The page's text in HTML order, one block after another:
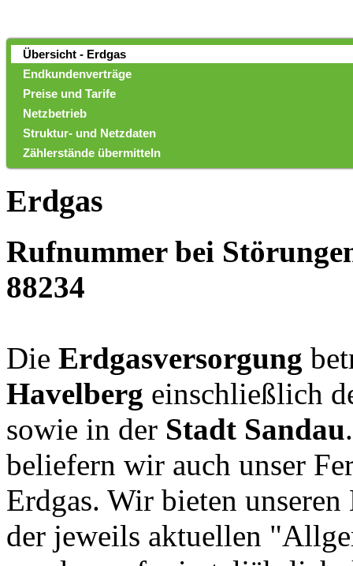
Übersicht - Erdgas
Endkundenverträge
Preise und Tarife
Netzbetrieb
Struktur- und Netzdaten
Zählerstände übermitteln
Erdgas
Rufnummer bei
88234
Die Erdgasversorgung
Havelberg einschließlich
sowie in der Stadt Sandau
beliefern wir auch unser
Erdgas. Wir bieten
der jeweils aktuellen